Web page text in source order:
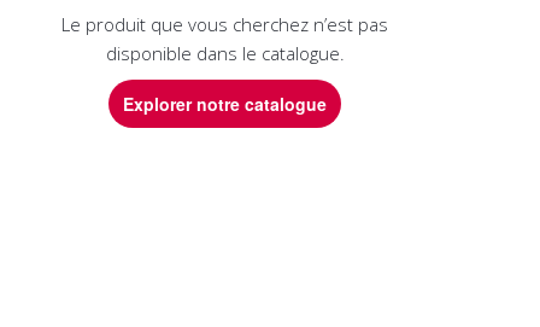
Le produit que vous cherchez n’est pas
disponible dans le catalogue.
Explorer notre catalogue